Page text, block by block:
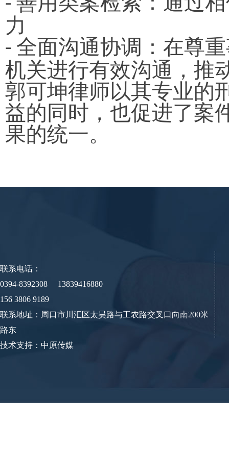
-
力
- 全面沟通协调：在尊
机关进行有效沟通，推
郭可坤律师以其专业的
益的同时，也促进了案
果的统一。
联系电话：
0394-8392308 13839416880
156 3806 9189
联系地址：周口市川汇区太昊路与工农路交叉口向南200米
路东
技术支持：中原传媒